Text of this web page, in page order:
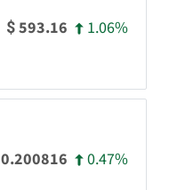
$593.16 1.06%
0.200816 0.47%